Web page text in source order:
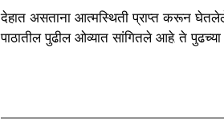
देहात असताना आत्मस्थिती प्राप्त करून
पाठातील पुढील ओव्यात सांगितले आहे. ते